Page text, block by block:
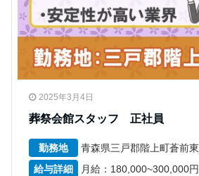
2025年3月4日
葬祭会館スタッフ 正社員
勤務地
青森県三戸郡階上町蒼前東
給与詳細
月給：180,000~300,000円